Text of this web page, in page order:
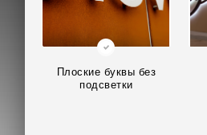
Плоские буквы без
подсветки